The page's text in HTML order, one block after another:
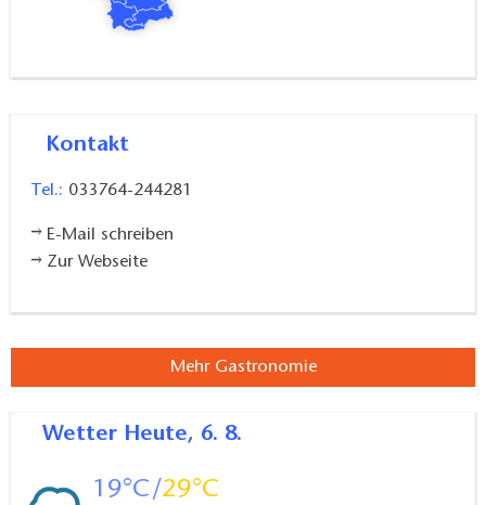
Kontakt
Tel.: 033764-244281
E-Mail schreiben
Zur Webseite
Mehr Gastronomie
Wetter Heute, 6. 8.
19 29